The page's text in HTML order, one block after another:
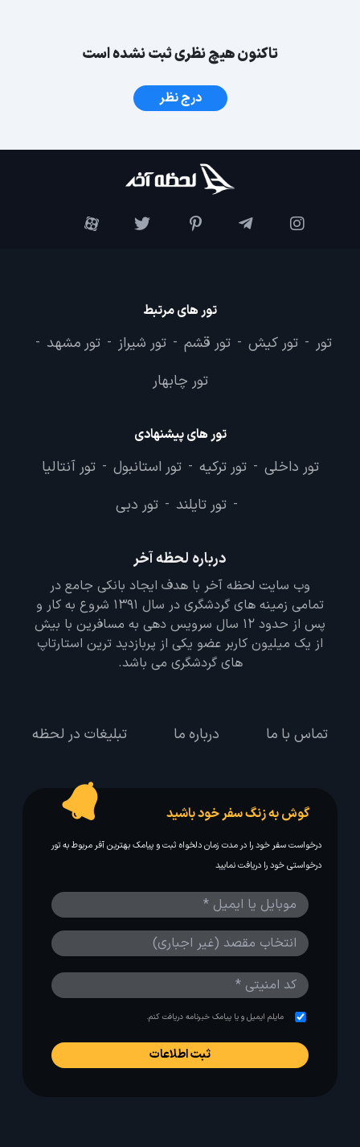
تاکنون هیچ نظری ثبت نشده است
درج نظر
تور های مرتبط
تور - تور کیش - تور قشم - تور شیراز - تور مشهد -
تور چابهار
تور های پیشنهادی
تور داخلی - تور ترکیه - تور استانبول - تور آنتالیا
- تور تایلند - تور دبی
درباره لحظه آخر
وب سایت لحظه آخر با هدف ایجاد بانکی جامع در
تمامی زمینه های گردشگری در سال 1391 شروع به کار و
پس از حدود 12 سال سرویس دهی به مسافرین با بیش
از یک میلیون کاربر عضو یکی از پربازدید ترین استارتاپ
های گردشگری می باشد.
تماس با ما درباره ما تبلیغات در لحظه
گوش به زنگ سفر خود باشید
درخواست سفر خود را در مدت زمان دلخواه ثبت و پیامک بهترین آفر مربوط به تور
درخواستی خود را دریافت نمایید
مایلم ایمیل و یا پیامک خبرنامه دریافت کنم.